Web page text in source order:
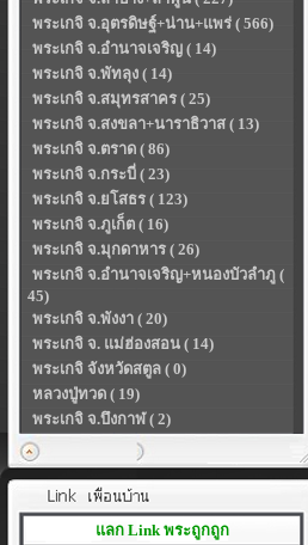
พระเกจิ จ.อุตรดิษฐ์+น่าน+แพร่ ( 566)
พระเกจิ จ.อำนาจเจริญ ( 14)
พระเกจิ จ.พัทลุง ( 14)
พระเกจิ จ.สมุทรสาคร ( 25)
พระเกจิ จ.สงขลา+นาราธิวาส ( 13)
พระเกจิ จ.ตราด ( 86)
พระเกจิ จ.กระบี่ ( 23)
พระเกจิ จ.ยโสธร ( 123)
พระเกจิ จ.ภูเก็ต ( 16)
พระเกจิ จ.มุกดาหาร ( 26)
พระเกจิ จ.อำนาจเจริญ+หนองบัวลำภู (
45)
พระเกจิ จ.พังงา ( 20)
พระเกจิ จ. แม่ฮ่องสอน ( 14)
พระเกจิ จังหวัดสตูล ( 0)
หลวงปู่ทวด ( 19)
พระเกจิ จ.บึงกาฬ ( 2)
แลก Link พระถูกถูก